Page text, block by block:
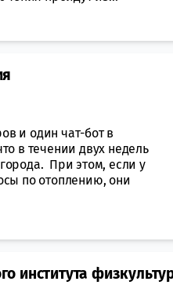
и один чат-бот в
в течении двух недель
При этом, если у
по отоплению, они
института